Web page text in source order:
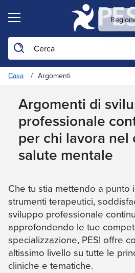
Cerca nel sito
Casa Argomenti
Argomenti di
professionale
per chi lavora nel
salute mentale
Che tu stia mettendo a punto
strumenti terapeutici,
sviluppo professionale
approfondendo le tue
specializzazione, PESI offre
altissimo livello su tutte le
cliniche e tematiche.